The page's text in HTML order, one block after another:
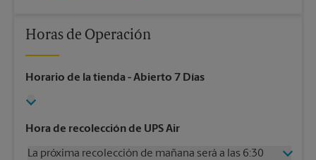
Horas de Operación
Horario de la tienda- Abierto 7 Días
Hora de recolección de UPS Air
La próxima recolección de mañana será a las 6:30